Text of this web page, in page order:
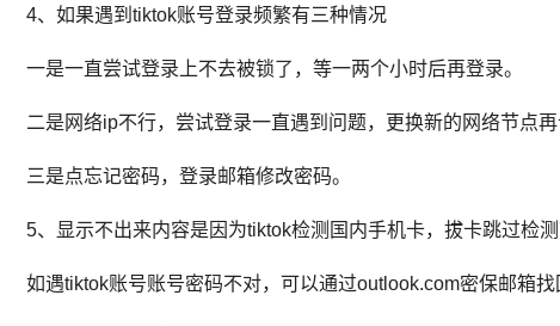
4、如果遇到tiktok账号登录频繁有三种情况
一是一直尝试登录上不去被锁了，等一两个小时后再登录。
二是网络ip不行，尝试登录一直遇到问题，更换新的网络节点再
三是点忘记密码，登录邮箱修改密码。
5、显示不出来内容是因为tiktok检测国内手机卡，拔卡跳过检
如遇tiktok账号账号密码不对，可以通过outlook.com密保邮箱找